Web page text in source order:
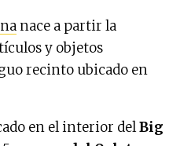
nace a partir la
y objetos
recinto ubicado en
en el interior delBig